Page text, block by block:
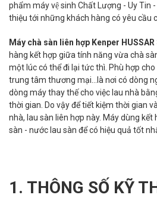
phẩm máy vệ sinh Chất Lượng - Uy Tin
thiệu tới những khách hàng có yêu cầu
Máy chà sàn liên hợp Kenper HUSSAR
hàng kết hợp giữa tính năng vừa chà
một lúc có thể đi lại tức thì. Phù hợp
trung tâm thương mại…là nơi có dòng
dòng máy thay thế cho việc lau nhà
thời gian. Do vậy để tiết kiệm thời gian
nhà, lau sàn liên hợp này. Máy dùng
sàn - nước lau sàn để có hiệu quả tốt
1. THÔNG SỐ KỸ